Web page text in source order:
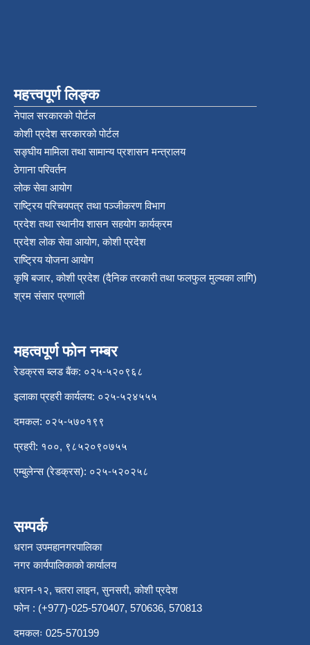
महत्त्वपूर्ण लिङ्क
नेपाल सरकारको पोर्टल
कोशी प्रदेश सरकारको पोर्टल
सङ्‍घीय मामिला तथा सामान्य प्रशासन मन्त्रालय
ठेगाना परिवर्तन
लोक सेवा आयोग
राष्ट्रिय परिचयपत्र तथा पञ्‍जीकरण विभाग
प्रदेश तथा स्थानीय शासन सहयोग कार्यक्रम
प्रदेश लोक सेवा आयोग, कोशी प्रदेश
राष्ट्रिय योजना आयोग
कृषि बजार, कोशी प्रदेश (दैनिक तरकारी तथा फलफुल मुल्यका लागि)
श्रम संसार प्रणाली
महत्वपूर्ण फोन नम्बर
रेडक्रस ब्लड बैंक: ०२५-५२०९६८
इलाका प्रहरी कार्यलय: ०२५-५२४५५५
दमकल: ०२५-५७०१९९
प्रहरी: १००, ९८५२०९०७५५
एम्बुलेन्स (रेडक्रस): ०२५-५२०२५८
सम्पर्क
धरान उपमहानगरपालिका
नगर कार्यपालिकाको कार्यालय
धरान-१२, चतरा लाइन, सुनसरी, कोशी प्रदेश
फोन : (+977)-025-570407, 570636, 570813
दमकलः 025-570199